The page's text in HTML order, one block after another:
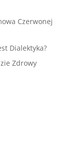
Czerwonej
Dialektyka?
Zdrowy